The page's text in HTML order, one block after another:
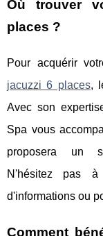
Où trouver
places ?
Pour acquérir
jacuzzi 6 places,
Avec son
Spa vous
proposera un
N'hésitez pas
d'informations ou
Comment